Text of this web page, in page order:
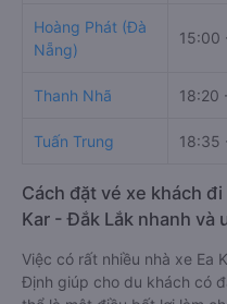
Lắk đi Vân Canh - Bình
Xem địa chỉ văn
Số điện thoại đặt